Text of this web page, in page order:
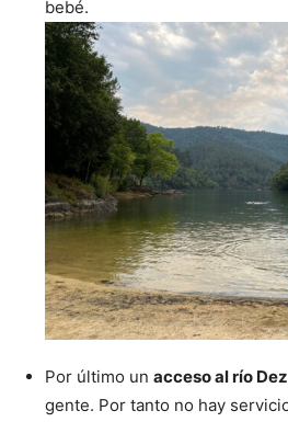
bebé.
Por último un acceso al río
gente. Por tanto no hay